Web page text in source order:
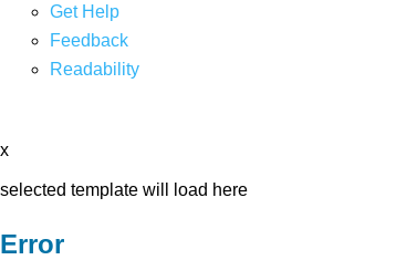
Get Help
Feedback
Readability
x
selected template will load here
Error